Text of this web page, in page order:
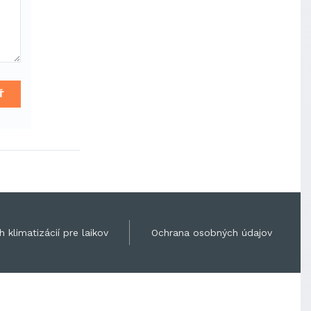
klimatizácií pre laikov Ochrana osobných údajov